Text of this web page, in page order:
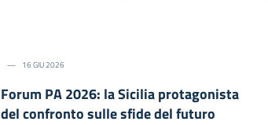
16 GIU 2026
Forum PA 2026: la Sicilia protagonista
del confronto sulle sfide del futuro